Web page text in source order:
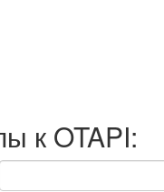
к OTAPI: